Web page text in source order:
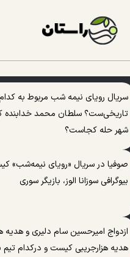
سریال رویای نیمه شب مربوط به
تاریخی‌ست؟ سلطان محمد خدابنده
شهر حله کجاست؟
صوفیا در سریال «رویای نیمه‌شب»
بیوگرافی سوزانا الوز، بازیگر سوری
ازدواج امیرحسین سام دلیری و هدیه
هدیه هزارجریبی کیست و درکدام تیم